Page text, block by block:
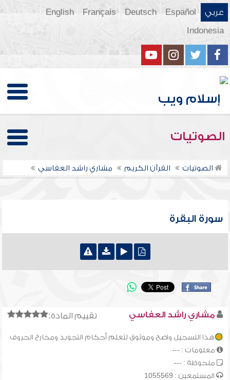
عربي Español
Deutsch
Français
English
Indonesia
الصوتيات
الصوتيات القرآن الكريم مشاري راشد العفاسي
سورة البقرة
تقييم المادة: مشاري راشد العفاسي
هذا التسجيل واضح وموثوق لتعلم أحكام التجويد ومخارج الحروف
معلومات : ---
ملحوظة : ---
المستمعين : 1055569